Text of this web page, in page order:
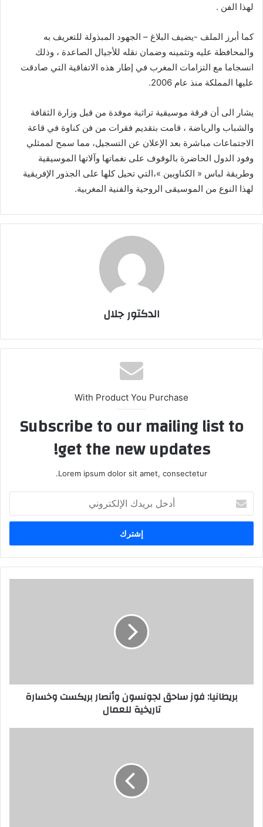
لهذا الفن .
كما أبرز الملف -يضيف البلاغ – الجهود المبذولة للتعريف به
والمحافظة عليه وتثمينه وضمان نقله للأجيال الصاعدة ، وذلك
انسجاما مع التزامات المغرب في إطار هذه الاتفاقية التي صادقت
عليها المملكة منذ عام 2006.
يشار الى أن فرقة موسيقية تراثية موفدة من قبل وزارة الثقافة
والشباب والرياضة ، قامت بتقديم فقرات من فن كناوة في قاعة
الاجتماعات مباشرة بعد الإعلان عن التسجيل، مما سمح لممثلي
وفود الدول الحاضرة بالوقوف على نغماتها وآلاتها الموسيقية
وطريقة لباس « الكناويين »،التي تحيل كلها على الجذور الإفريقية
لهذا النوع من الموسيقى الروحية والفنية المغربية.
الدكتور جلال
With Product You Purchase
Subscribe to our mailing list to
get the new updates!
Lorem ipsum dolor sit amet, consectetur.
بريدك
الإلكتروني
بريطانيا: فوز ساحق لجونسون وأنصار بريكست وخسارة
تاريخية للعمال